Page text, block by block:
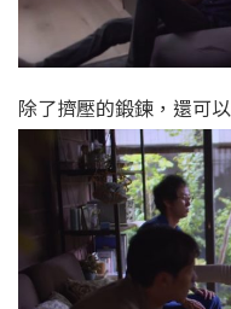
除了擠壓的鍛鍊，還可